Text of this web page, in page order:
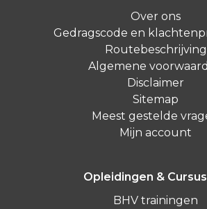
Over ons
Gedragscode en
Routebeschrijving
Algemene
Disclaimer
Sitemap
Meest gestelde
Mijn account
Opleidingen &
BHV trainingen